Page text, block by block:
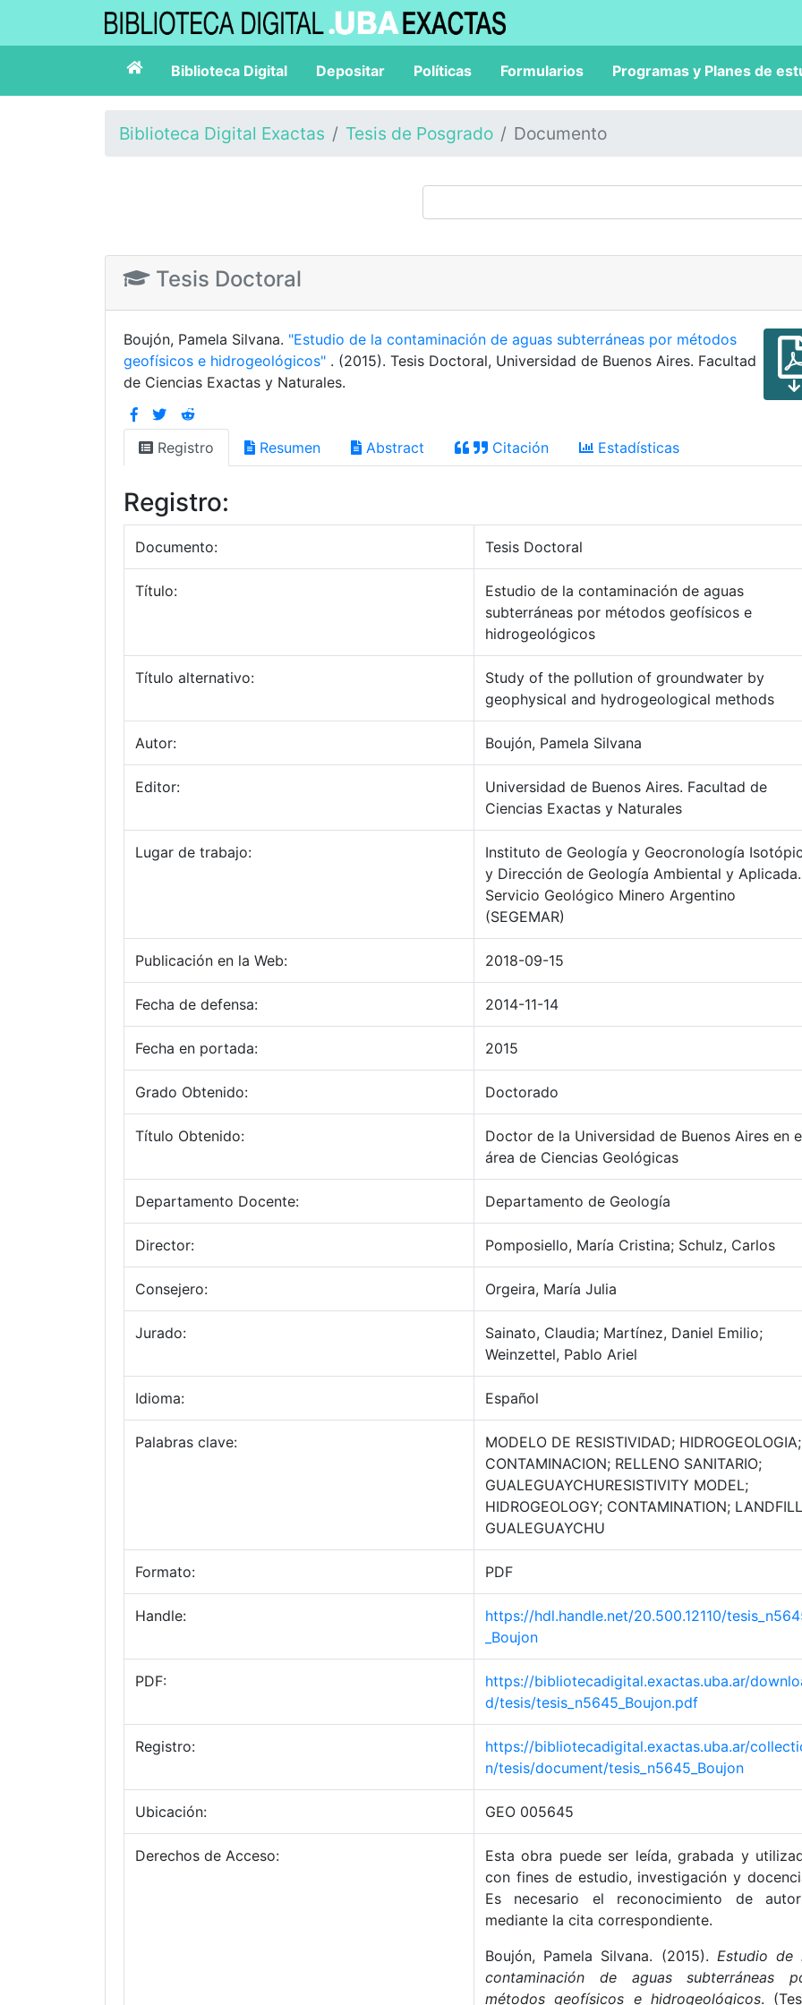
Biblioteca Digital Depositar Políticas Formularios Programas y Planes de
Biblioteca Digital Exactas Tesis de Posgrado Documento
Tesis Doctoral
Boujón, Pamela Silvana. "Estudio de la contaminación de aguas subterráneas por métodos
geofísicos e hidrogeológicos" . (2015). Tesis Doctoral, Universidad de Buenos Aires. Facultad
de Ciencias Exactas y Naturales.
Registro Resumen Abstract Citación Estadísticas
Registro:
Documento: Tesis Doctoral
Título:
Estudio de la contaminación de aguas
subterráneas por métodos geofísicos e
hidrogeológicos
Título alternativo:
Study of the pollution of groundwater by
geophysical and hydrogeological methods
Autor: Boujón, Pamela Silvana
Editor:
Universidad de Buenos Aires. Facultad de
Ciencias Exactas y Naturales
Lugar de trabajo:
Instituto de Geología y Geocronología
y Dirección de Geología Ambiental y Aplicada.
Servicio Geológico Minero Argentino
(SEGEMAR)
Publicación en la Web: 2018-09-15
Fecha de defensa: 2014-11-14
Fecha en portada: 2015
Grado Obtenido: Doctorado
Título Obtenido:
Doctor de la Universidad de Buenos Aires en
área de Ciencias Geológicas
Departamento Docente: Departamento de Geología
Director: Pomposiello, María Cristina; Schulz, Carlos
Consejero: Orgeira, María Julia
Jurado:
Sainato, Claudia; Martínez, Daniel Emilio;
Weinzettel, Pablo Ariel
Idioma: Español
Palabras clave:
MODELO DE RESISTIVIDAD; HIDROGEOLOGIA;
CONTAMINACION; RELLENO SANITARIO;
GUALEGUAYCHURESISTIVITY MODEL;
HIDROGEOLOGY; CONTAMINATION;
GUALEGUAYCHU
Formato: PDF
Handle:
https://hdl.handle.net/20.500.12110/
_Boujon
PDF:
https://bibliotecadigital.exactas.uba.ar/
d/tesis/tesis_n5645_Boujon.pdf
Registro:
https://bibliotecadigital.exactas.uba.ar/
n/tesis/document/tesis_n5645_Boujon
Ubicación: GEO 005645
Derechos de Acceso:
Esta obra puede ser leída, grabada y
con fines de estudio, investigación y
Es necesario el reconocimiento de
mediante la cita correspondiente.
Boujón, Pamela Silvana. (2015). Estudio de
contaminación de aguas subterráneas
métodos geofísicos e hidrogeológicos.